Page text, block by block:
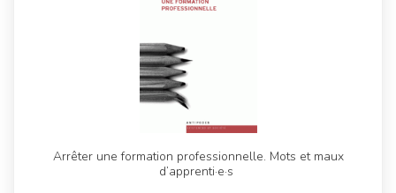
Arrêter une formation professionnelle. Mots et maux
d’apprenti·e·s